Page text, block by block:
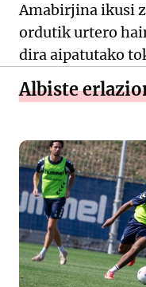
Amabirjina ikusi
ordutik urtero
dira aipatutako
Albiste